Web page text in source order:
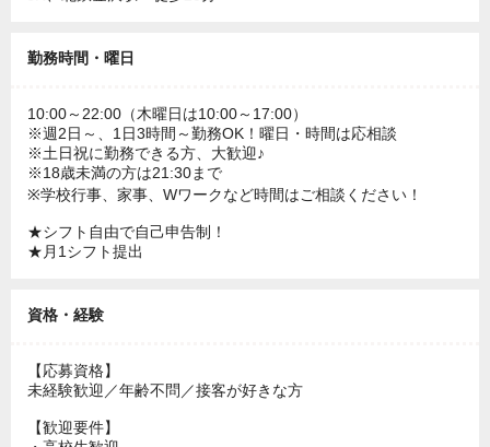
勤務時間・曜日
10:00～22:00（木曜日は10:00～17:00）
※週2日～、1日3時間～勤務OK！曜日・時間は応相談
※土日祝に勤務できる方、大歓迎♪
※18歳未満の方は21:30まで
※学校行事、家事、Wワークなど時間はご相談ください！
★シフト自由で自己申告制！
★月1シフト提出
資格・経験
【応募資格】
未経験歓迎／年齢不問／接客が好きな方
【歓迎要件】